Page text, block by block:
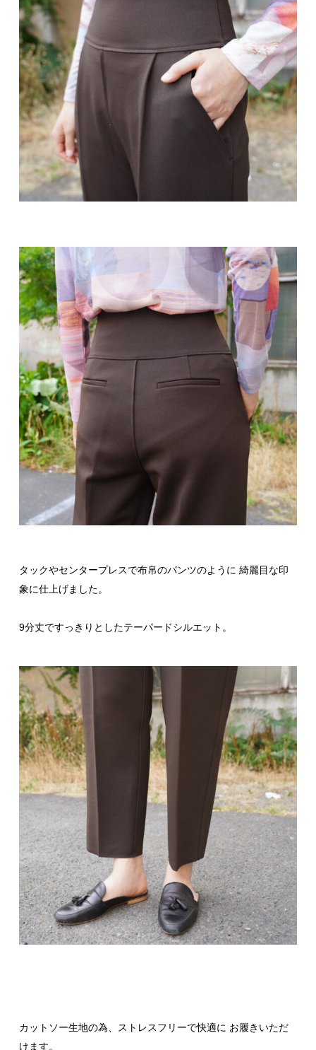
タックやセンタープレスで布帛のパンツのように 綺麗目な印
象に仕上げました。
9分丈ですっきりとしたテーパードシルエット。
カットソー生地の為、ストレスフリーで快適に お履きいただ
けます。